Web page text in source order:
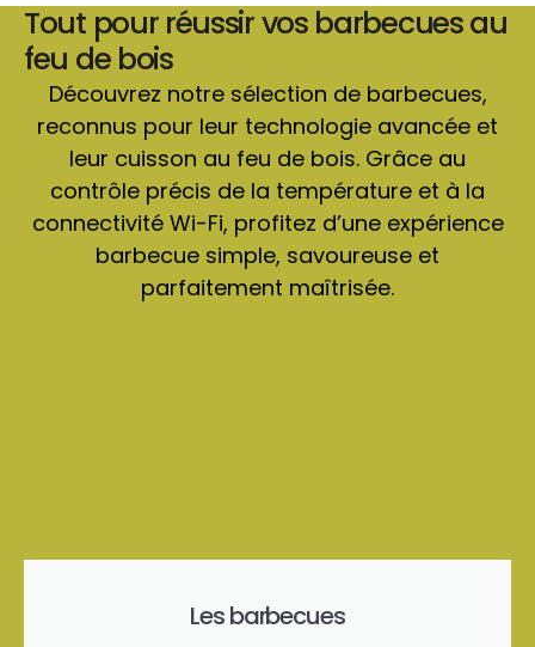
Tout pour réussir vos barbecues au
feu de bois
Découvrez notre sélection de barbecues,
reconnus pour leur technologie avancée et
leur cuisson au feu de bois. Grâce au
contrôle précis de la température et à la
connectivité Wi-Fi, profitez d’une expérience
barbecue simple, savoureuse et
parfaitement maîtrisée.
Les barbecues